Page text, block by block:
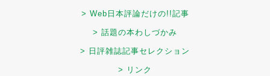
> Web日本評論だけの!!記事
> 話題の本わしづかみ
> 日評雑誌記事セレクション
> リンク